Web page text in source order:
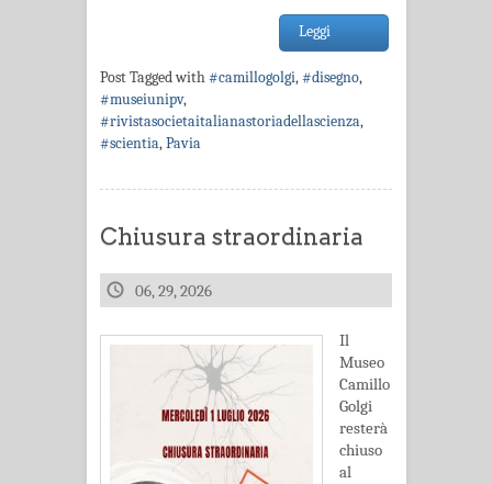
Leggi
Post Tagged with#camillogolgi,#disegno,
#museiunipv,
#rivistasocietaitalianastoriadellascienza,
#scientia,Pavia
Chiusura straordinaria
06, 29, 2026
Il
Museo
Camillo
Golgi
resterà
chiuso
al